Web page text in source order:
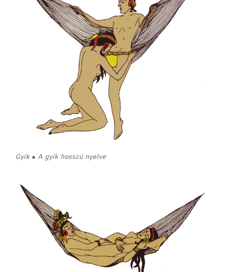
Gyík ● A gyík hosszú nyelve